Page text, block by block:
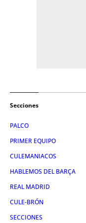
Secciones
PALCO
PRIMER EQUIPO
CULEMANIACOS
HABLEMOS DEL BARÇA
REAL MADRID
CULE-BRÓN
SECCIONES